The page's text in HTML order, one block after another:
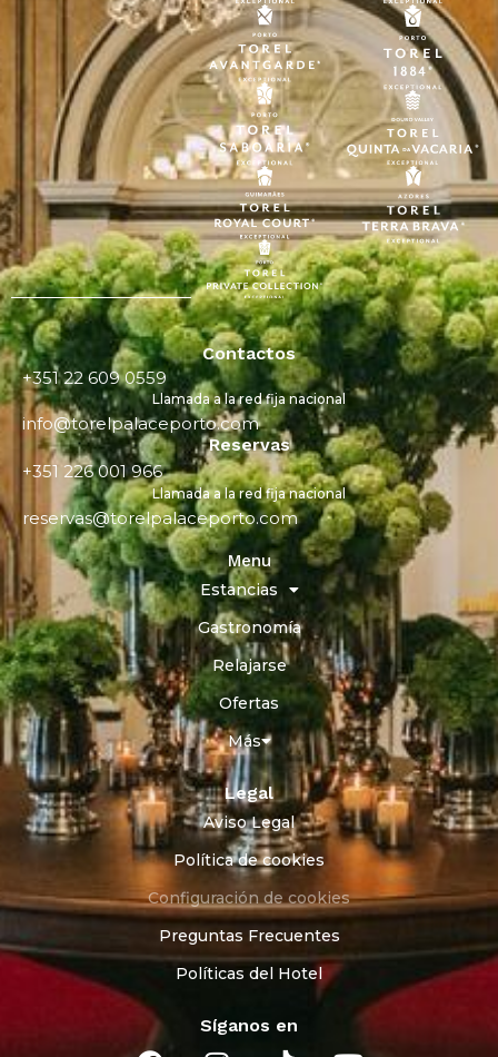
Contactos
+351 22 609 0559
Llamada a la red fija nacional
info@torelpalaceporto.com
Reservas
+351 226 001 966
Llamada a la red fija nacional
reservas@torelpalaceporto.com
Menu
Estancias
Gastronomía
Relajarse
Ofertas
Más
Legal
Aviso Legal
Política de cookies
Configuración de cookies
Preguntas Frecuentes
Políticas del Hotel
Síganos en